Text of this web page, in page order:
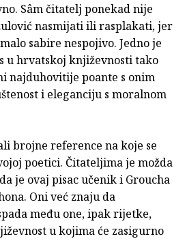
Sâm čitatelj ponekad nije
nasmijati ili rasplakati, jer
sabire nespojivo. Jedno je
u hrvatskoj književnosti tako
najduhovitije poante s onim
i eleganciju s moralnom
brojne reference na koje se
poetici. Čitateljima je možda
je ovaj pisac učenik i Groucha
Oni već znaju da
među one, ipak rijetke,
u kojima će zasigurno